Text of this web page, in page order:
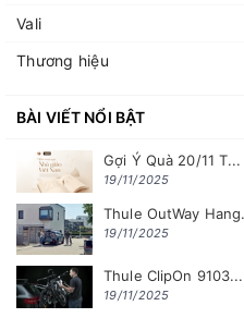
Vali
Thương hiệu
BÀI VIẾT NỔI BẬT
Gợi Ý Quà 20/11 T...
19/11/2025
Thule OutWay
19/11/2025
Thule ClipOn 9103...
19/11/2025